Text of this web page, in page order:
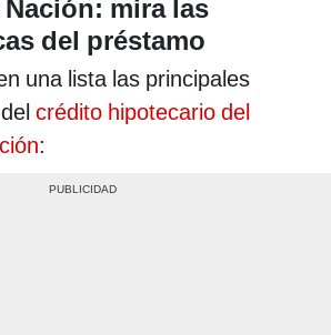
Nación: mira las
del préstamo
una lista las principales
crédito hipotecario del
: